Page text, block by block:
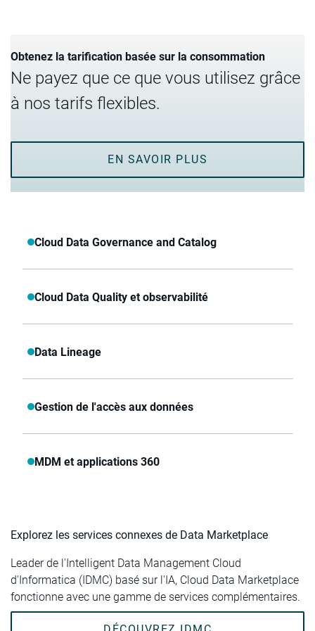
Obtenez la tarification basée sur la consommation
Ne payez que ce que vous utilisez grâce
à nos tarifs flexibles.
EN SAVOIR PLUS
Cloud Data Governance and Catalog
Cloud Data Quality et observabilité
Data Lineage
Gestion de l'accès aux données
MDM et applications 360
Explorez les services connexes de Data Marketplace
Leader de l'Intelligent Data Management Cloud
d'Informatica (IDMC) basé sur l'IA, Cloud Data Marketplace
fonctionne avec une gamme de services complémentaires.